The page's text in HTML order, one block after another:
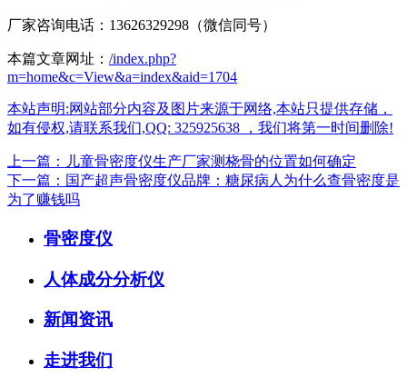
厂家咨询电话：13626329298（微信同号）
本篇文章网址： /index.php?
m=home&c=View&a=index&aid=1704
本站声明:网站部分内容及图片来源于网络,本站只提供存储，
如有侵权,请联系我们,QQ: 325925638 ，我们将第一时间删除!
上一篇：儿童骨密度仪生产厂家测桡骨的位置如何确定
下一篇：国产超声骨密度仪品牌：糖尿病人为什么查骨密度是
为了赚钱吗
骨密度仪
人体成分分析仪
新闻资讯
走进我们